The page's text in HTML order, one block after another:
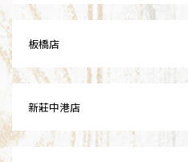
板橋店
新莊中港店